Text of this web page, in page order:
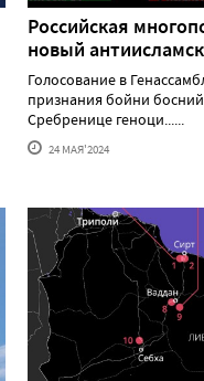
Российская
новый
Голосование в
признания бойни
Сребренице геноци......
24 МАЯ'2024